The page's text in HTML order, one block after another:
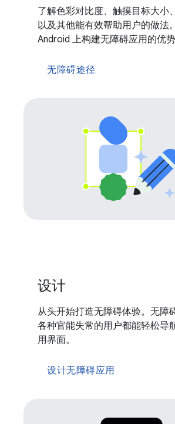
了解色彩对比度、触摸目标大小
以及其他能有效帮助用户的做法
Android 上构建无障碍应用的优势
无障碍途径
设计
从头开始打造无障碍体验。无障
各种官能失常的用户都能轻松导
用界面。
设计无障碍应用